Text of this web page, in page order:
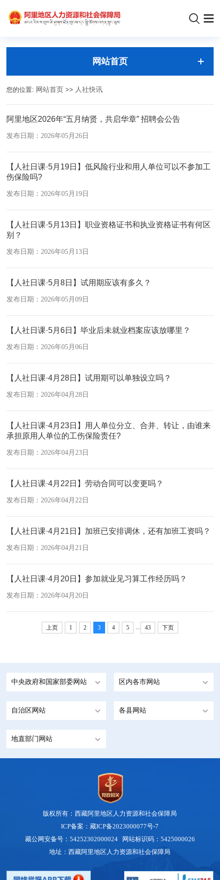
网站首页
您的位置: 网站首页 >> 人社快讯
阿里地区2026年“五月纳贤，共启华章” 招聘会公告
发布日期：2026年05月26日
【人社日课·5月19日】低风险行业和用人单位可以不参加工
伤保险吗?
发布日期：2026年05月19日
【人社日课·5月13日】职业资格证书和执业资格证书有何区
别？
发布日期：2026年05月13日
【人社日课·5月8日】试用期应该有多久？
发布日期：2026年05月09日
【人社日课·5月6日】毕业后未就业档案应该放哪里？
发布日期：2026年05月06日
【人社日课·4月28日】试用期可以单独设立吗？
发布日期：2026年04月28日
【人社日课·4月23日】用人单位分立、合并、转让，由谁来
承担原用人单位的工伤保险责任?
发布日期：2026年04月23日
【人社日课·4月22日】劳动合同可以变更吗？
发布日期：2026年04月22日
【人社日课·4月21日】加班已安排调休，还有加班工资吗？
发布日期：2026年04月21日
【人社日课·4月20日】参加就业见习算工作经历吗？
发布日期：2026年04月20日
上页 1 2 3 4 5 43 下页
中央政府和国家部委网站 区内各市网站
自治区网站 各县网站
地直部门网站
版权所有：西藏阿里地区人力资源和社会保障局
ICP备案：藏ICP备2023000077号-7
藏公网安备号：54252302000024 网站标识码：5425000026
地址：西藏阿里地区人力资源和社会保障局